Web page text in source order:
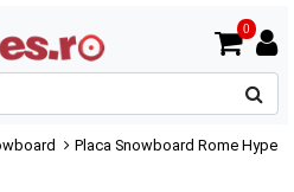
0
Placa Snowboard Rome Hype